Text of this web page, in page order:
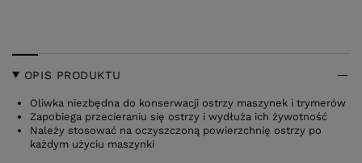
OPIS PRODUKTU
Oliwka niezbędna do konserwacji ostrzy maszynek i trymerów
Zapobiega przecieraniu się ostrzy i wydłuża ich żywotność
Należy stosować na oczyszczoną powierzchnię ostrzy po
każdym użyciu maszynki